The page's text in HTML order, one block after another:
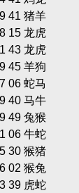
41 猪羊
15 龙虎
43 龙虎
45 羊狗
06 蛇马
40 马牛
49 兔猴
06 牛蛇
30 猴猪
02 猴兔
39 虎蛇